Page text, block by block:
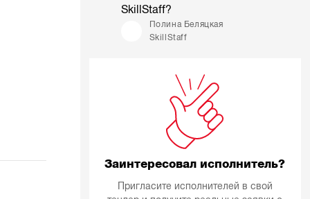
SkillStaff?
Полина Беляцкая
SkillStaff
Заинтересовал исполнитель?
Пригласите исполнителей в свой